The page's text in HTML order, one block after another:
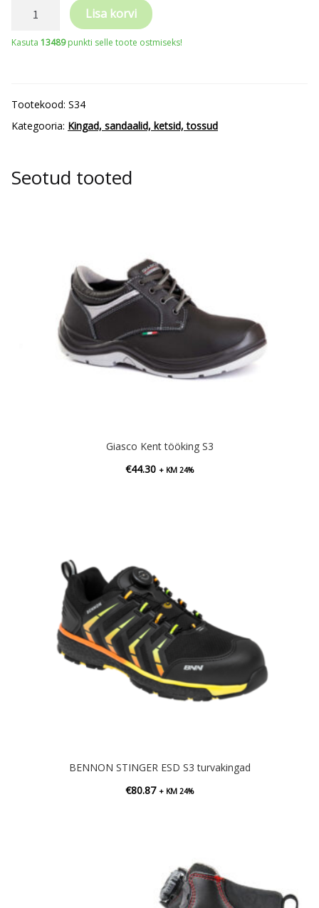
ALBATROS
ULTRATRAIL
kogus
Lisa korvi
Kasuta 13489punkti selle toote ostmiseks!
Tootekood: S34
Kategooria: Kingad, sandaalid, ketsid, tossud
Seotud tooted
Giasco Kent tööking S3
€44.30 + KM 24%
BENNON STINGER ESD S3 turvakingad
€80.87 + KM 24%